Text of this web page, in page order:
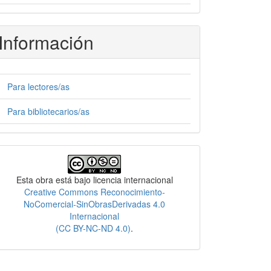
Para lectores/as
Para bibliotecarios/as
Esta obra está bajo licencia internacional
Creative Commons Reconocimiento-
NoComercial-SinObrasDerivadas 4.0
Internacional
(CC BY-NC-ND 4.0).